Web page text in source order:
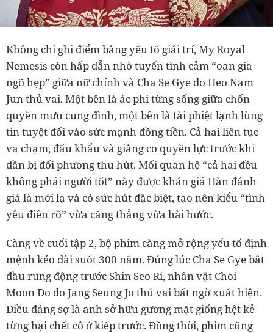
Không chỉ ghi điểm bằng yếu tố giải trí, My Royal
Nemesis còn hấp dẫn nhờ tuyến tình cảm “oan gia
ngõ hẹp” giữa nữ chính và Cha Se Gye do Heo Nam
Jun thủ vai. Một bên là ác phi từng sống giữa chốn
quyền mưu cung đình, một bên là tài phiệt lạnh lùng
tin tuyệt đối vào sức mạnh đồng tiền. Cả hai liên tục
va chạm, đấu khẩu và giằng co quyền lực trước khi
dần bị đối phương thu hút. Mối quan hệ “cả hai đều
không phải người tốt” này được khán giả Hàn đánh
giá là mới lạ và có sức hút đặc biệt, tạo nên kiểu “tình
yêu điên rồ” vừa căng thẳng vừa hài hước.
Càng về cuối tập 2, bộ phim càng mở rộng yếu tố định
mệnh kéo dài suốt 300 năm. Đúng lúc Cha Se Gye bắt
đầu rung động trước Shin Seo Ri, nhân vật Choi
Moon Do do Jang Seung Jo thủ vai bất ngờ xuất hiện.
Điều đáng sợ là anh sở hữu gương mặt giống hệt kẻ
từng hại chết cô ở kiếp trước. Đồng thời, phim cũng